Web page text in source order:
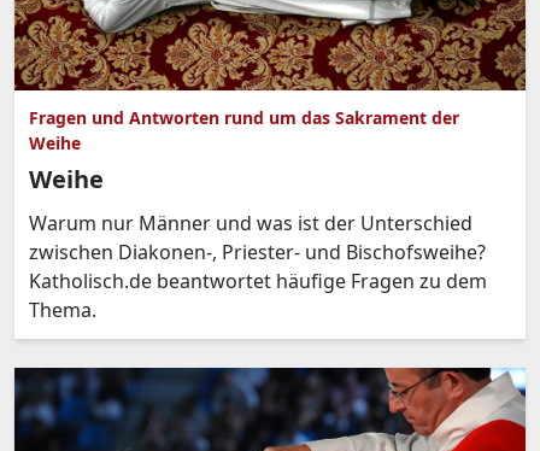
Fragen und Antworten rund um das Sakrament der
Weihe
Weihe
Warum nur Männer und was ist der Unterschied
zwischen Diakonen-, Priester- und Bischofsweihe?
Katholisch.de beantwortet häufige Fragen zu dem
Thema.